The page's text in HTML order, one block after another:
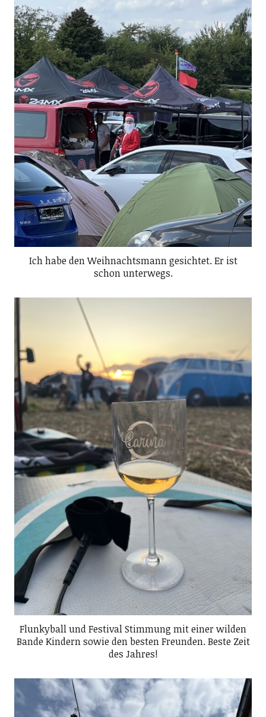
Ich habe den Weihnachtsmann gesichtet. Er ist
schon unterwegs.
Flunkyball und Festival Stimmung mit einer wilden
Bande Kindern sowie den besten Freunden. Beste Zeit
des Jahres!